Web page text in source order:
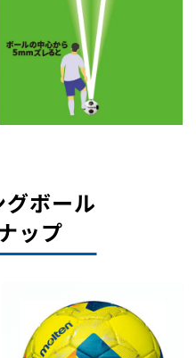
グボール
ップ